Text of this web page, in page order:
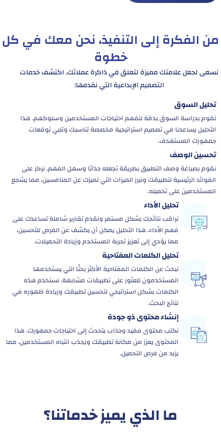
من الفكرة إلى التنفيذ، نحن معك في كل
خطوة
نسعى لجعل علامتك مميزة لتعلق في ذاكرة عملائك. اكتشف خدمات
التصميم الإبداعية التي نقدمها:
تحليل السوق
نقوم بدراسة السوق بدقة لنفهم احتياجات المستخدمين وسلوكهم. هذا
التحليل يساعدنا في تصميم استراتيجية مخصصة تناسبك وتلبي توقعات
جمهورك المستهدف.
تحسين الوصف
نقوم بصياغة وصف التطبيق بطريقة تجعله جذابًا وسهل الفهم. نركز على
الفوائد الرئيسية لتطبيقك ونبرز الميزات التي تميزك عن المنافسين، مما يشجع
المستخدمين على تحميله.
تحليل الأداء
نراقب نتائجك بشكل مستمر ونقدم تقارير شاملة تساعدك على
فهم الأداء. هذا التحليل يمكن أن يكشف عن الفرص للتحسين،
مما يؤدي إلى تعزيز تجربة المستخدم وزيادة التحميلات.
تحليل الكلمات المفتاحية
نبحث عن الكلمات المفتاحية الأكثر بحثًا التي يستخدمها
المستخدمون للعثور على تطبيقات مشابهة. نستخدم هذه
الكلمات بشكل استراتيجي لتحسين تطبيقك وزيادة ظهوره في
نتائج البحث.
إنشاء محتوى ذو جودة
نكتب محتوى مفيد وجذاب يتحدث إلى احتياجات جمهورك. هذا
المحتوى يعزز من مكانة تطبيقك ويجذب انتباه المستخدمين، مما
يزيد من فرص التحميل.
ما الذي يميز خدماتنا؟